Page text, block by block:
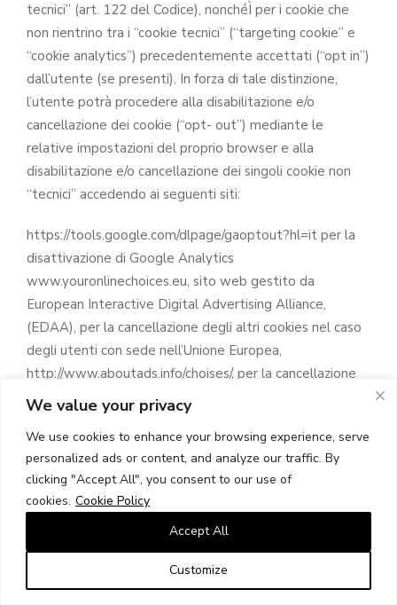
We value your privacy
We use cookies to enhance your browsing experience, serve
personalized ads or content, and analyze our traffic. By
clicking "Accept All", you consent to our use of
cookies. Cookie Policy
Customize
Accept All
tecnici” (art. 122 del Codice), nonchéÌ per i cookie che
non rientrino tra i “cookie tecnici” (“targeting cookie” e
“cookie analytics”) precedentemente accettati (“opt in”)
dall’utente (se presenti). In forza di tale distinzione,
l’utente potrà procedere alla disabilitazione e/o
cancellazione dei cookie (“opt- out”) mediante le
relative impostazioni del proprio browser e alla
disabilitazione e/o cancellazione dei singoli cookie non
“tecnici” accedendo ai seguenti siti:
https://tools.google.com/dlpage/gaoptout?hl=it per la
disattivazione di Google Analytics
www.youronlinechoices.eu, sito web gestito da
European Interactive Digital Advertising Alliance,
(EDAA), per la cancellazione degli altri cookies nel caso
degli utenti con sede nell’Unione Europea,
http://www.aboutads.info/choises/, per la cancellazione
degli altri cookies nel caso degli utenti residenti negli
Argenteria Dabbene, che non si assume dunque alcuna
responsabilità in relazione ai rispettivi contenuti.
Come abilitare o disabilitare i cookies sui propri browser:
L’utente può bloccare l’accettazione di cookies da parte
del browser di navigazione. Tuttavia, questa operazione
potrebbe rendere meno efficiente o impedire l’accesso